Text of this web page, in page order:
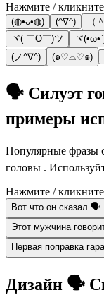
Нажмите /
(◍•ᴗ•◍) (^∇^) （
ヾ( ￣O￣)ツ
ヾ
(ノ^∇^)
(๑♡⌓♡๑)
🗣️ Силуэт
примеры
Популярные фразы
головы .
Нажмите /
Вот что он сказал 🗣️
Этот мужчина
Первая поправка
Дизайн 🗣️